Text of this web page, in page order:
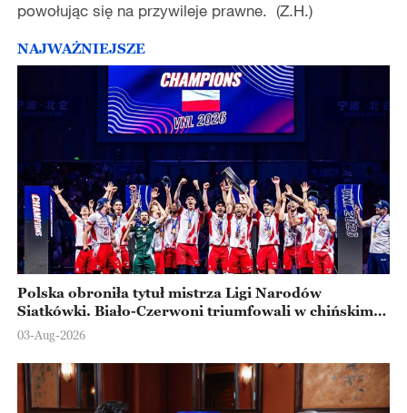
powołując się na przywileje prawne. (Z.H.)
NAJWAŻNIEJSZE
Polska obroniła tytuł mistrza Ligi Narodów
Siatkówki. Biało-Czerwoni triumfowali w chińskim
Ningbo
03-Aug-2026